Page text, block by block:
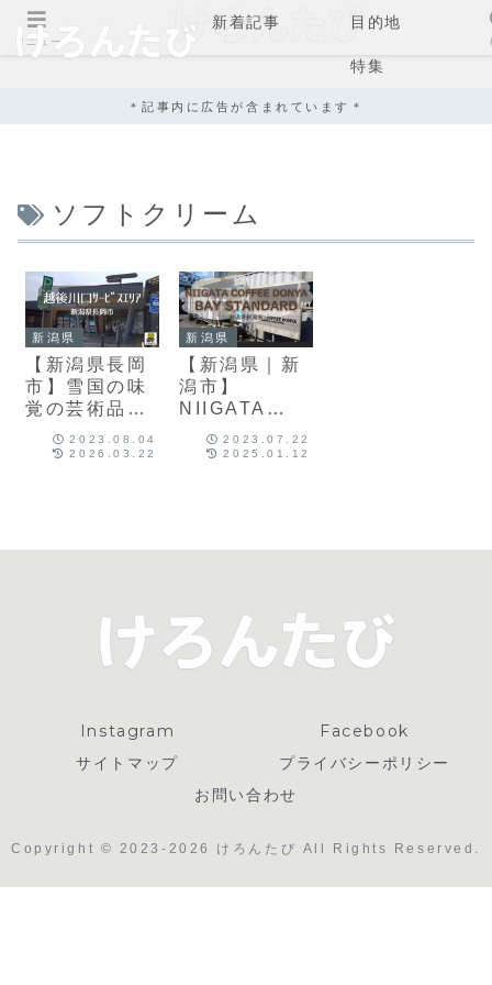
新着記事 目的地
特集
＊記事内に広告が含まれています＊
ソフトクリーム
新潟県
【新潟県長岡
市】雪国の味
覚の芸術品──
越後川口
SA「雪室珈琲
2023.08.04
2026.03.22
新潟県
【新潟県｜新
潟市】
NIIGATA
COFFEE
DONYA BAY
2023.07.22
2025.01.12
Instagram
Facebook
サイトマップ
プライバシーポリシー
お問い合わせ
Copyright © 2023-2026 けろんたび All Rights Reserved.
メニュー